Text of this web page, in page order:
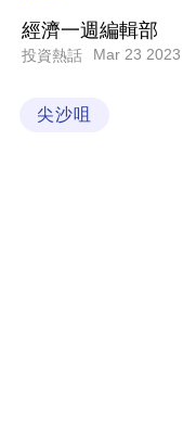
科
技
經濟一週編輯部
投資熱話 Mar 23 2023
尖沙咀